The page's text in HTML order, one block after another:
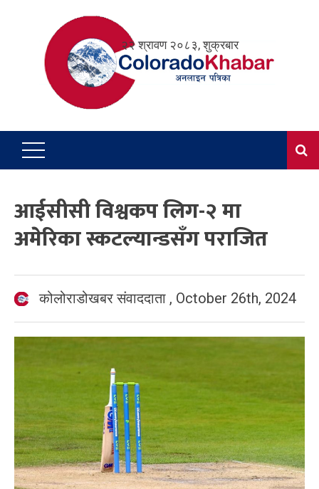
२२ श्रावण २०८३, शुक्रबार
आईसीसी विश्वकप लिग-२ मा
अमेरिका स्कटल्यान्डसँग पराजित
कोलोराडोखबर संवाददाता , October 26th, 2024